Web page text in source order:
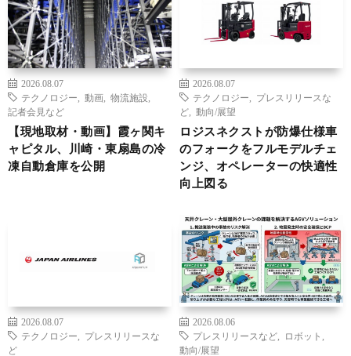
2026.08.07
テクノロジー
動画 物流施設
記者会見など
【現地取材・動画】霞ヶ関キ
ャピタル、川崎・東扇島の冷
凍自動倉庫を公開
2026.08.07
テクノロジー
プレスリリースな
ど
動向/展望
ロジスネクストが防爆仕様車
のフォークをフルモデルチェ
ンジ、オペレーターの快適性
向上図る
2026.08.07
テクノロジー
プレスリリースな
ど
2026.08.06
プレスリリースなど
ロボット
動向/展望